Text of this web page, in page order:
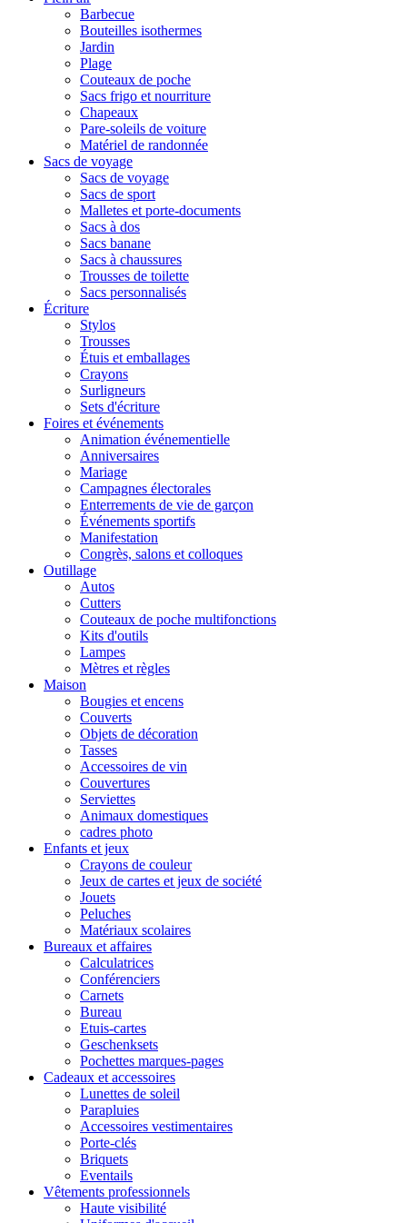
Barbecue
Bouteilles isothermes
Jardin
Plage
Couteaux de poche
Sacs frigo et nourriture
Chapeaux
Pare-soleils de voiture
Matériel de randonnée
Sacs de voyage
Sacs de voyage
Sacs de sport
Malletes et porte-documents
Sacs à dos
Sacs banane
Sacs à chaussures
Trousses de toilette
Sacs personnalisés
Écriture
Stylos
Trousses
Étuis et emballages
Crayons
Surligneurs
Sets d'écriture
Foires et événements
Animation événementielle
Anniversaires
Mariage
Campagnes électorales
Enterrements de vie de garçon
Événements sportifs
Manifestation
Congrès, salons et colloques
Outillage
Autos
Cutters
Couteaux de poche multifonctions
Kits d'outils
Lampes
Mètres et règles
Maison
Bougies et encens
Couverts
Objets de décoration
Tasses
Accessoires de vin
Couvertures
Serviettes
Animaux domestiques
cadres photo
Enfants et jeux
Crayons de couleur
Jeux de cartes et jeux de société
Jouets
Peluches
Matériaux scolaires
Bureaux et affaires
Calculatrices
Conférenciers
Carnets
Bureau
Etuis-cartes
Geschenksets
Pochettes marques-pages
Cadeaux et accessoires
Lunettes de soleil
Parapluies
Accessoires vestimentaires
Porte-clés
Briquets
Eventails
Vêtements professionnels
Haute visibilité